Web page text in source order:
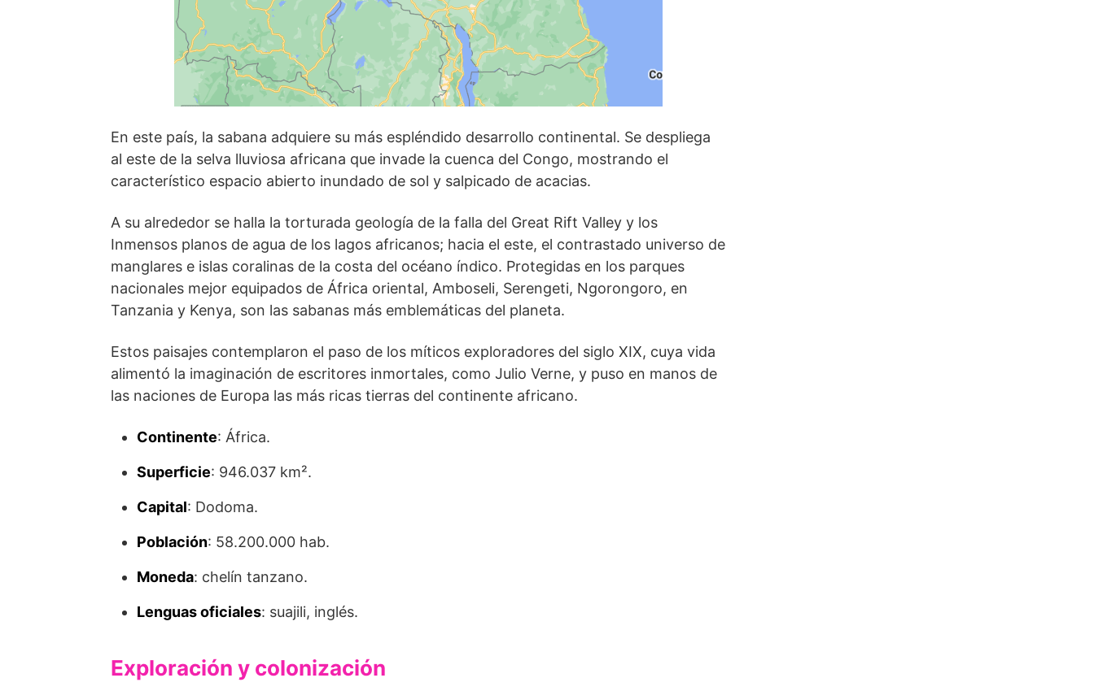
En este país, la sabana adquie­re su más espléndido desarrollo continental. Se despliega
al este de la selva lluviosa africana que invade la cuenca del Congo, mostrando el
característico espacio abierto inundado de sol y salpicado de acacias.
A su alrededor se halla la torturada geolo­gía de la falla del Great Rift Valley y los
Inmensos planos de agua de los lagos africanos; hacia el este, el contrastado universo de
manglares e islas coralinas de la costa del océano índico. Protegidas en los parques
nacionales mejor equipados de África oriental, Amboseli, Serengeti, Ngorongoro, en
Tanzania y Kenya, son las sabanas más emblemáticas del planeta.
Estos paisajes contemplaron el paso de los míticos exploradores del siglo XIX, cuya vida
alimentó la imaginación de escritores inmortales, como Julio Verne, y puso en manos de
las naciones de Europa las más ricas tierras del continente africano.
Continente: África.
Superficie: 946.037 km².
Capital: Dodoma.
Población: 58.200.000 hab.
Moneda: chelín tanzano.
Lenguas oficiales: suajili, inglés.
Exploración y colonización